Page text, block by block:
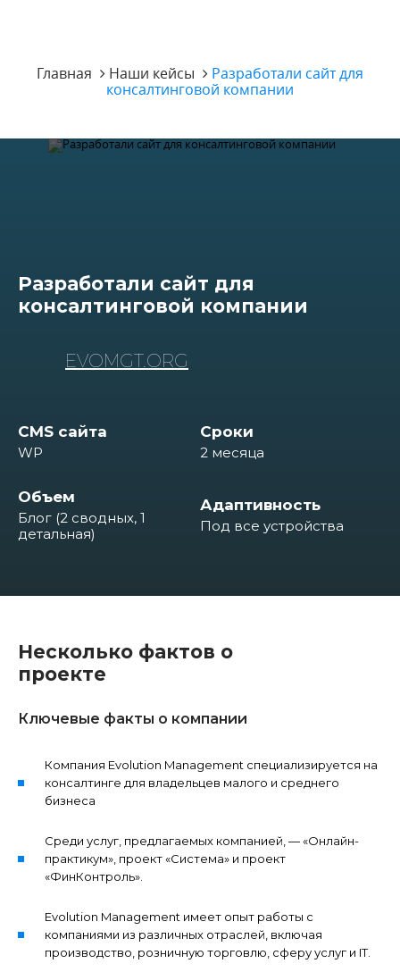
Главная Наши кейсы
Разработали сайт для
консалтинговой компании
Разработали сайт для
консалтинговой компании
EVOMGT.ORG
CMS сайта
WP
Сроки
2 месяца
Объем
Блог (2 сводных, 1
детальная)
Адаптивность
Под все устройства
Несколько фактов о
проекте
Ключевые факты о компании
Компания Evolution Management специализируется на
консалтинге для владельцев малого и среднего
бизнеса
Среди услуг, предлагаемых компанией, — «Онлайн-
практикум», проект «Система» и проект
«ФинКонтроль».
Evolution Management имеет опыт работы с
компаниями из различных отраслей, включая
производство, розничную торговлю, сферу услуг и IT.